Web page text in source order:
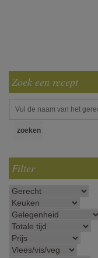
Zoek een recept
Filter